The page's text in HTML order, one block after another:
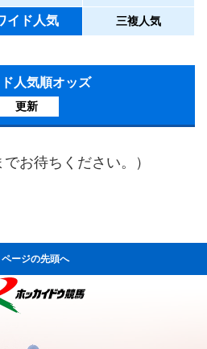
イド人気 三複人気
ド人気順オッズ
更新
でお待ちください。）
ページの先頭へ